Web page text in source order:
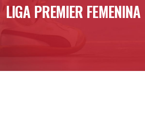
LIGA PREMIER FEMENINA